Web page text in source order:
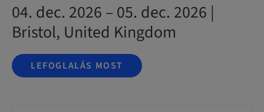
04. dec. 2026 – 05. dec. 2026 |
Bristol, United Kingdom
LEFOGLALÁS MOST